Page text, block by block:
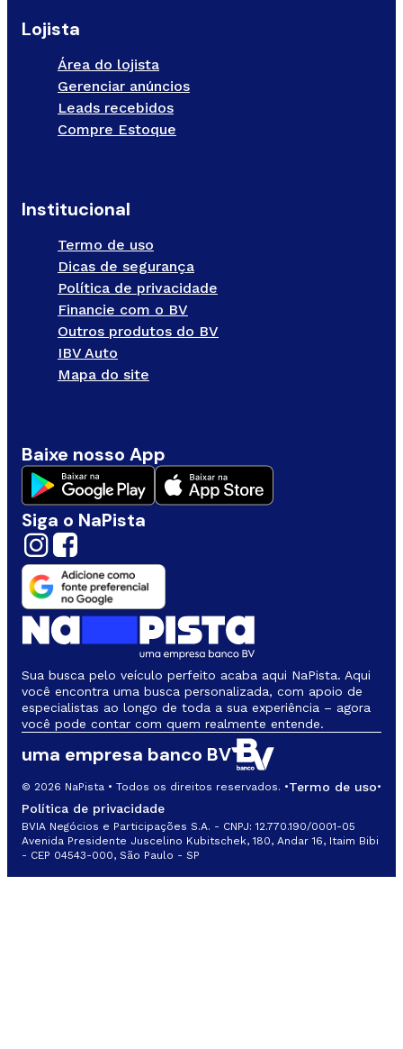
Lojista
Área do lojista
Gerenciar anúncios
Leads recebidos
Compre Estoque
Institucional
Termo de uso
Dicas de segurança
Política de privacidade
Financie com o BV
Outros produtos do BV
IBV Auto
Mapa do site
Baixe nosso App
Siga o NaPista
Sua busca pelo veículo perfeito acaba aqui NaPista. Aqui
você encontra uma busca personalizada, com apoio de
especialistas ao longo de toda a sua experiência – agora
você pode contar com quem realmente entende.
© 2026 NaPista • Todos os direitos reservados. •Termo de uso•
Política de privacidade
BVIA Negócios e Participações S.A. - CNPJ: 12.770.190/0001-05
Avenida Presidente Juscelino Kubitschek, 180, Andar 16, Itaim Bibi
- CEP 04543-000, São Paulo - SP
uma empresa banco BV